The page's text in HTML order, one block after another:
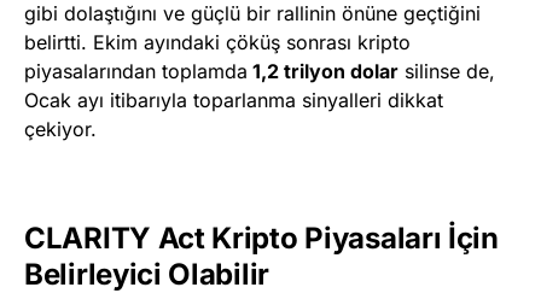
gibi dolaştığını ve güçlü bir rallinin önüne geçtiğini
belirtti. Ekim ayındaki çöküş sonrası kripto
piyasalarından toplamda 1,2 trilyon dolar silinse de,
Ocak ayı itibarıyla toparlanma sinyalleri dikkat
çekiyor.
CLARITY Act Kripto Piyasaları İçin
Belirleyici Olabilir